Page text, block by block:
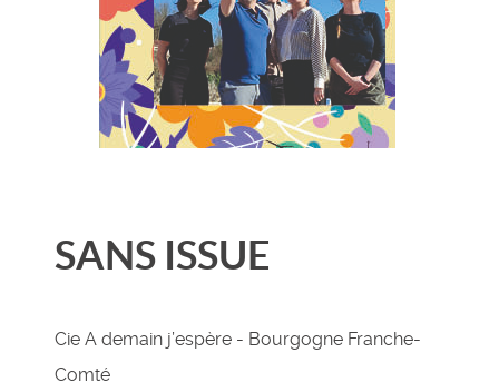
SANS ISSUE
Cie A demain j’espère - Bourgogne Franche-
Comté